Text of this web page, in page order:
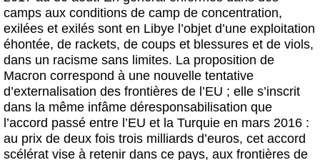
camps aux conditions de camp de concentration,
exilées et exilés sont en Libye l’objet d’une exploitation
éhontée, de rackets, de coups et blessures et de viols,
dans un racisme sans limites. La proposition de
Macron correspond à une nouvelle tentative
d’externalisation des frontières de l’EU ; elle s’inscrit
dans la même infâme déresponsabilisation que
l’accord passé entre l’EU et la Turquie en mars 2016 :
au prix de deux fois trois milliards d’euros, cet accord
scélérat vise à retenir dans ce pays, aux frontières de